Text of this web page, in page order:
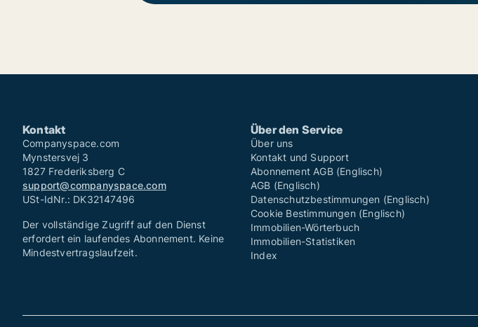
Kontakt
Companyspace.com
Mynstersvej 3
1827 Frederiksberg C
support@companyspace.com
USt-IdNr.: DK32147496
Der vollständige Zugriff auf den Dienst
erfordert ein laufendes Abonnement. Keine
Mindestvertragslaufzeit.
Über den Service
Über uns
Kontakt und Support
Abonnement AGB (Englisch)
AGB (Englisch)
Datenschutzbestimmungen (Englisch)
Cookie Bestimmungen (Englisch)
Immobilien-Wörterbuch
Immobilien-Statistiken
Index